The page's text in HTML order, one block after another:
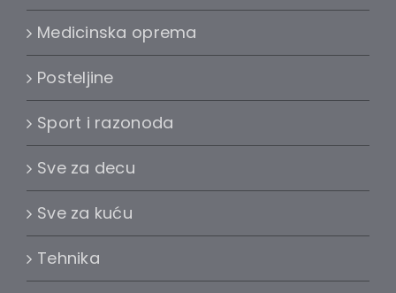
Medicinska oprema
Posteljine
Sport i razonoda
Sve za decu
Sve za kuću
Tehnika